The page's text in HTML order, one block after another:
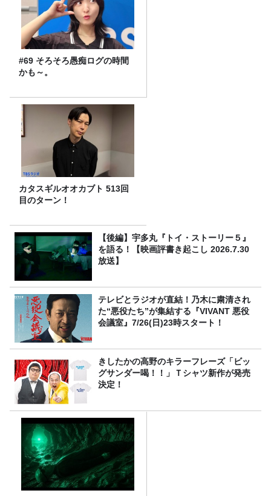
#69 そろそろ愚痴ログの時間
かも～。
カタスギルオオカブト 513回
目のターン！
【後編】宇多丸『トイ・ストーリー５』
を語る！【映画評書き起こし 2026.7.30
放送】
テレビとラジオが直結！乃木に粛清され
た“悪役たち”が集結する『VIVANT 悪役
会議室』7/26(日)23時スタート！
きしたかの高野のキラーフレーズ「ビッ
グサンダー喝！！」Ｔシャツ新作が発売
決定！